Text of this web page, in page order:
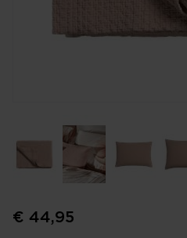
€ 44,95